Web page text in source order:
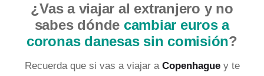
¿Vas a viajar al extranjero y no
sabes dónde cambiar euros a
coronas danesas sin comisión?
Recuerda que si vas a viajar a Copenhague y te